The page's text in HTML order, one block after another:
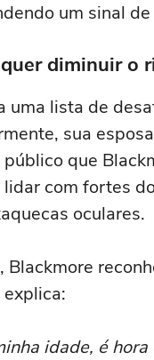
um sinal
diminuir o
uma lista de
sua
que
com fortes
oculares.
Blackmore
idade, é